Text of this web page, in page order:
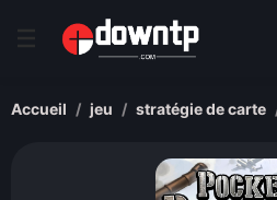
Accueil jeu stratégie de carte